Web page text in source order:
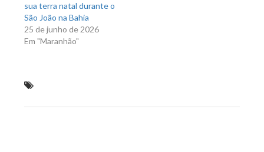
sua terra natal durante o
São João na Bahia
25 de junho de 2026
Em "Maranhão"